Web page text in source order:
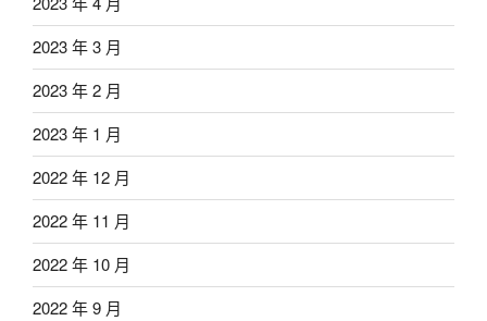
2023 年 3 月
2023 年 2 月
2023 年 1 月
2022 年 12 月
2022 年 11 月
2022 年 10 月
2022 年 9 月